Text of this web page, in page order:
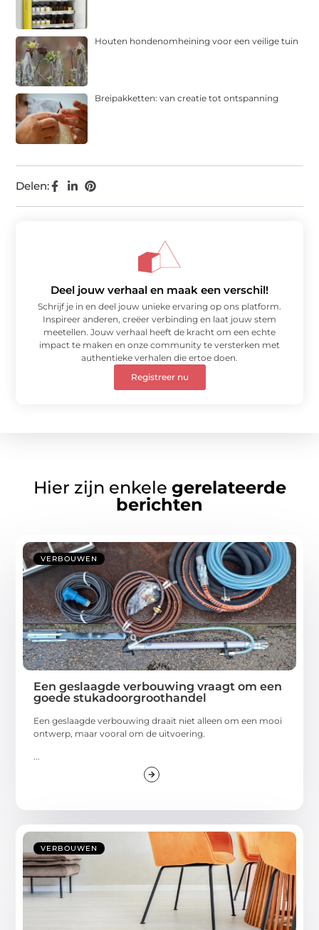
Delen:
Houten hondenomheining voor een veilige tuin
Breipakketten: van creatie tot ontspanning
Deel jouw verhaal en maak een verschil!
Schrijf je in en deel jouw unieke ervaring op ons platform.
Inspireer anderen, creëer verbinding en laat jouw stem
meetellen. Jouw verhaal heeft de kracht om een echte
impact te maken en onze community te versterken met
authentieke verhalen die ertoe doen.
Registreer nu
Hier zijn enkele gerelateerde
berichten
VERBOUWEN
Een geslaagde verbouwing vraagt om een
goede stukadoorgroothandel
Een geslaagde verbouwing draait niet alleen om een mooi
ontwerp, maar vooral om de uitvoering.
...
VERBOUWEN